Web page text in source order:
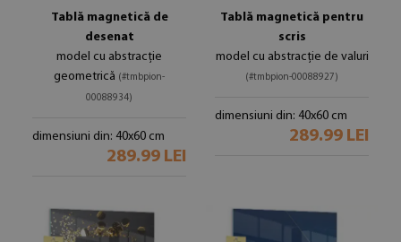
Tablă magnetică de
desenat
model cu abstracție
geometrică (#tmbpion-
00088934)
dimensiuni din: 40x60 cm
289.99 LEI
Tablă magnetică pentru
scris
model cu abstracție de valuri
(#tmbpion-00088927)
dimensiuni din: 40x60 cm
289.99 LEI